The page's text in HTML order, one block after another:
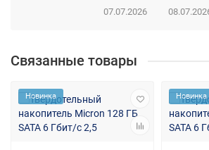
07.07.2026
Связанные товары
Новинка Новинка